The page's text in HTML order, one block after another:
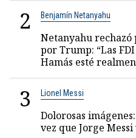
2 Benjamín Netanyahu
Netanyahu rechazó
por Trump: “Las
Hamás esté
3 Lionel Messi
Dolorosas
vez que Jorge